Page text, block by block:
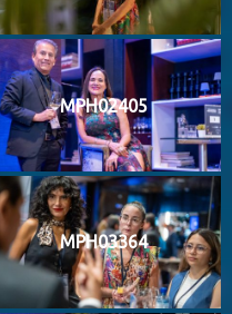
MPH02405
MPH03364